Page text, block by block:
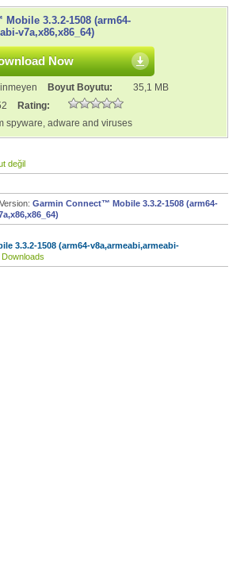
3.3.2-1508 (arm64-
v7a,x86,x86_64)
Now
Boyut Boyutu:
35,1 MB
Rating:
spyware, adware and viruses
değil
Garmin Connect™ Mobile 3.3.2-1508 (arm64-
3.3.2-1508 (arm64-v8a,armeabi,armeabi-